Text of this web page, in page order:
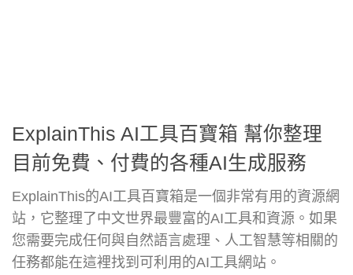
ExplainThis AI工具百寶箱 幫你整理
目前免費、付費的各種AI生成服務
ExplainThis的AI工具百寶箱是一個非常有用的資源網
站，它整理了中文世界最豐富的AI工具和資源。如果
您需要完成任何與自然語言處理、人工智慧等相關的
任務都能在這裡找到可利用的AI工具網站。